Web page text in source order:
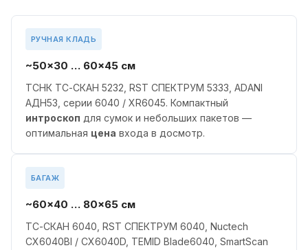
РУЧНАЯ КЛАДЬ
~50×30 … 60×45 см
ТСНК ТС-СКАН 5232, RST СПЕКТРУМ 5333, ADANI
АДН53, серии 6040 / XR6045. Компактный
интроскоп для сумок и небольших пакетов —
оптимальная цена входа в досмотр.
БАГАЖ
~60×40 … 80×65 см
ТС-СКАН 6040, RST СПЕКТРУМ 6040, Nuctech
CX6040BI / CX6040D, TEMID Blade6040, SmartScan